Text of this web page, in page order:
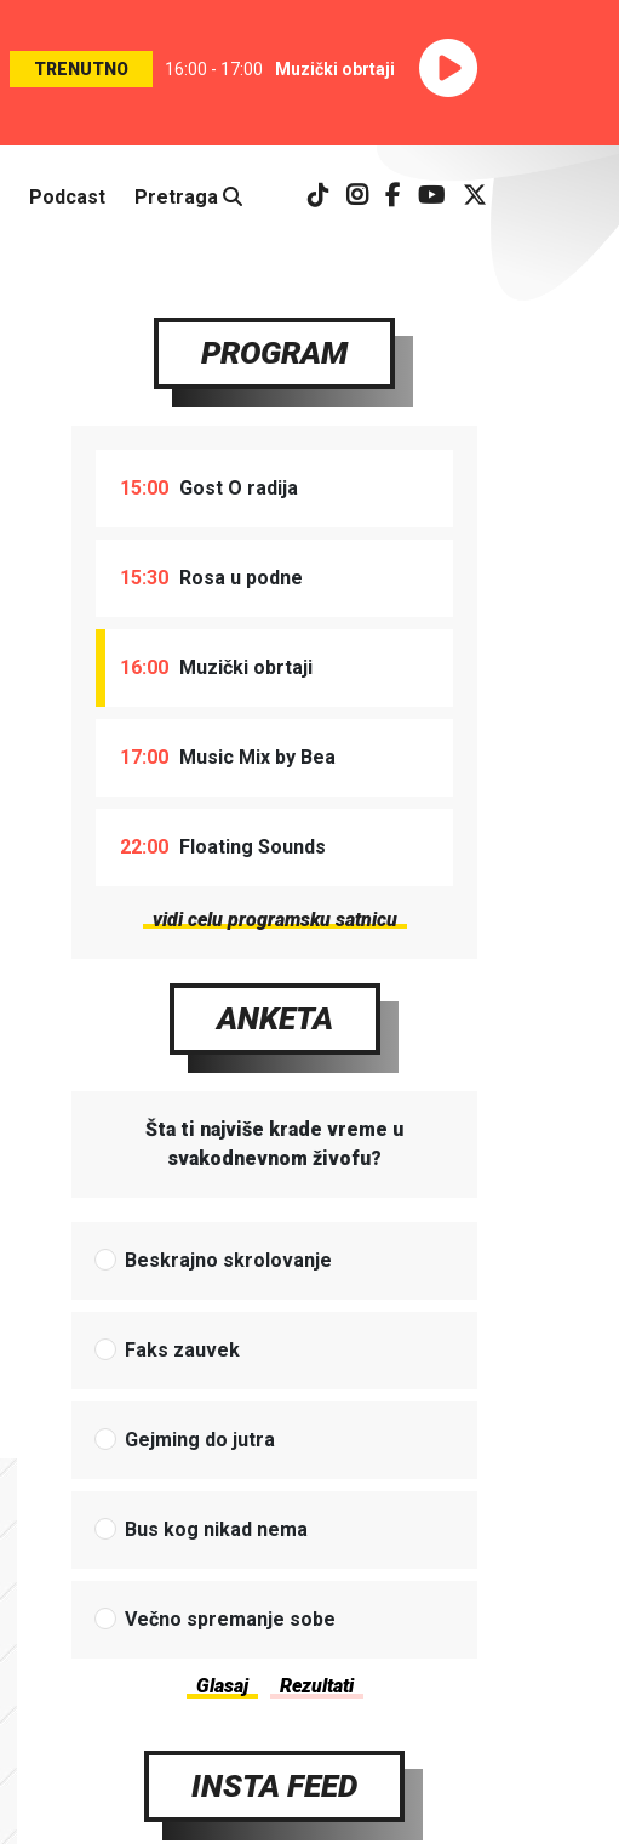
TRENUTNO 16:00 - 17:00 Muzički obrtaji
Podcast Pretraga
PROGRAM
15:00 Gost O radija
15:30 Rosa u podne
16:00 Muzički obrtaji
17:00 Music Mix by Bea
22:00 Floating Sounds
vidi celu programsku satnicu
ANKETA
Šta ti najviše krade vreme u
svakodnevnom živofu?
Beskrajno skrolovanje
Faks zauvek
Gejming do jutra
Bus kog nikad nema
Večno spremanje sobe
INSTA FEED